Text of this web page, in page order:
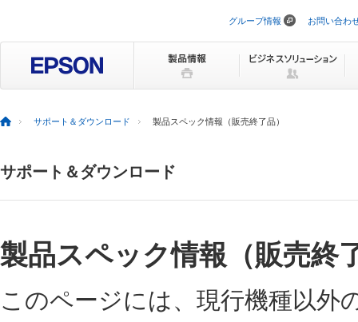
ビ
ョ
を
ス
グループ情報 お問い合わ
サポート＆ダウンロード 製品スペック情報（販売終了品）
サポート＆ダウンロード
製品スペック情報（販売終
このページには、現行機種以外